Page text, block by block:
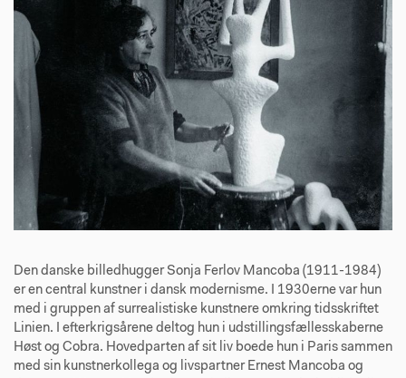
Den danske billedhugger Sonja Ferlov Mancoba (1911-1984)
er en central kunstner i dansk modernisme. I 1930erne var hun
med i gruppen af surrealistiske kunstnere omkring tidsskriftet
Linien. I efterkrigsårene deltog hun i udstillingsfællesskaberne
Høst og Cobra. Hovedparten af sit liv boede hun i Paris sammen
med sin kunstnerkollega og livspartner Ernest Mancoba og